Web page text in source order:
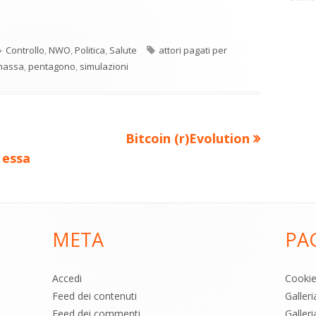
Categorie
Controllo,NWO,Politica, Salute Tag
attori pagati per
,pentagono, simulazioni
Nuovo
Bitcoin (r)Evolution
META
Accedi
Feed dei contenuti